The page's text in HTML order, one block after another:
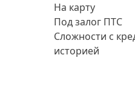
На карту
Под залог ПТС
Сложности с
историей